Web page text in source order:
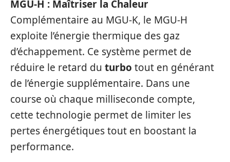
MGU-H : Maîtriser la Chaleur
Complémentaire au MGU-K, le MGU-H
exploite l’énergie thermique des gaz
d’échappement. Ce système permet de
réduire le retard du turbo tout en générant
de l’énergie supplémentaire. Dans une
course où chaque milliseconde compte,
cette technologie permet de limiter les
pertes énergétiques tout en boostant la
performance.